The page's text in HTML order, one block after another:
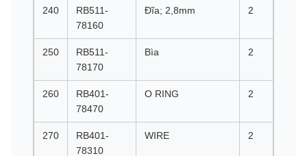
240
RB511-
78160
Đĩa; 2,8mm 2
250
RB511-
78170
Bìa 2
260
RB401-
78470
O RING 2
270
RB401-
78310
WIRE 2